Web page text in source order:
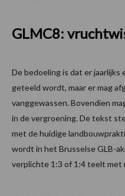
GLMC8:
De bedoeling is dat er
geteeld wordt, maar er mag
vanggewassen. Bovendien
in de vergroening. De tekst
met de huidige
wordt in het Brusselse GLB-
verplichte 1:3 of 1:4 teelt met